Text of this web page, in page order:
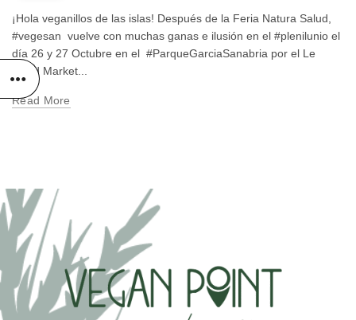
¡Hola veganillos de las islas! Después de la Feria Natura Salud,
#vegesan vuelve con muchas ganas e ilusión en el #plenilunio el
día 26 y 27 Octubre en el #ParqueGarciaSanabria por el Le
Good Market...
Read More